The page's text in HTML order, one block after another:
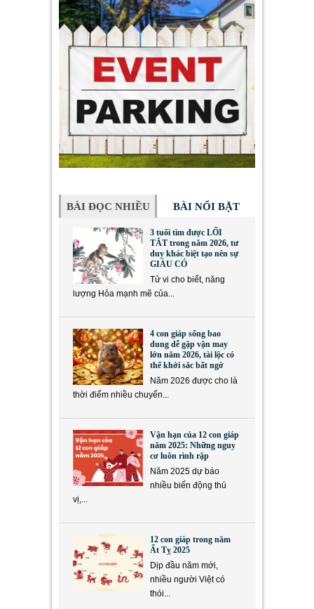
BÀI ĐỌC NHIỀU BÀI NỔI BẬT
3 tuổi tìm được LỐI
TẮT trong năm 2026, tư
duy khác biệt tạo nên sự
GIÀU CÓ
Tử vi cho biết, năng
lượng Hỏa mạnh mẽ của...
4 con giáp sống bao
dung dễ gặp vận may
lớn năm 2026, tài lộc có
thể khởi sắc bất ngờ
Năm 2026 được cho là
thời điểm nhiều chuyển...
Vận hạn của 12 con giáp
năm 2025: Những nguy
cơ luôn rình rập
Năm 2025 dự báo
nhiều biến động thú
vị,...
12 con giáp trong năm
Ất Tỵ 2025
Dịp đầu năm mới,
nhiều người Việt có
thói...